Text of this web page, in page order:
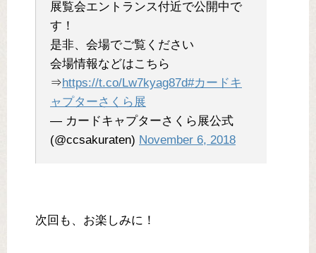
展覧会エントランス付近で公開中で
す！
是非、会場でご覧ください
会場情報などはこちら
⇒https://t.co/Lw7kyag87d#カードキ
ャプターさくら展
— カードキャプターさくら展公式
(@ccsakuraten) November 6, 2018
次回も、お楽しみに！